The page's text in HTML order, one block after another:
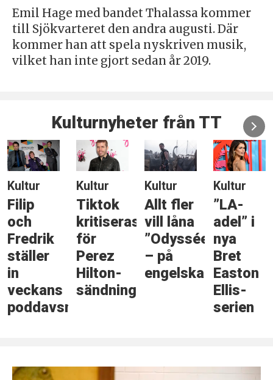
Emil Hage med bandet Thalassa kommer
till Sjökvarteret den andra augusti. Där
kommer han att spela nyskriven musik,
vilket han inte gjort sedan år 2019.
Kulturnyheter från TT
Kultur
Filip
och
Fredrik
ställer
in
veckans
poddavsnitt
Kultur
Tiktok
kritiseras
för
Perez
Hilton-
sändning
Kultur
Allt fler
vill låna
”Odysséen”
– på
engelska
Kultur
”LA-
adel” i
nya
Bret
Easton
Ellis-
serien